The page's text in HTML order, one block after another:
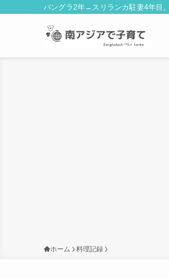
バングラ2年→スリランカ駐妻4年目
ホーム 料理記録